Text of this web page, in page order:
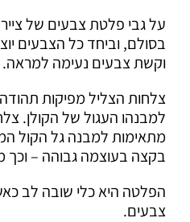
על גבי פלטת צבעים של
בסולם, וביחד כל הצבעים
וקשת צבעים נעימה למראה.
צלחות הצליל מפיקות
למבנהו העגול של הקולן.
מתאימות למבנה גל הקול
בקצה בעוצמה גבוהה – וכך
הפלטה היא כלי שובה לב
צבעים.